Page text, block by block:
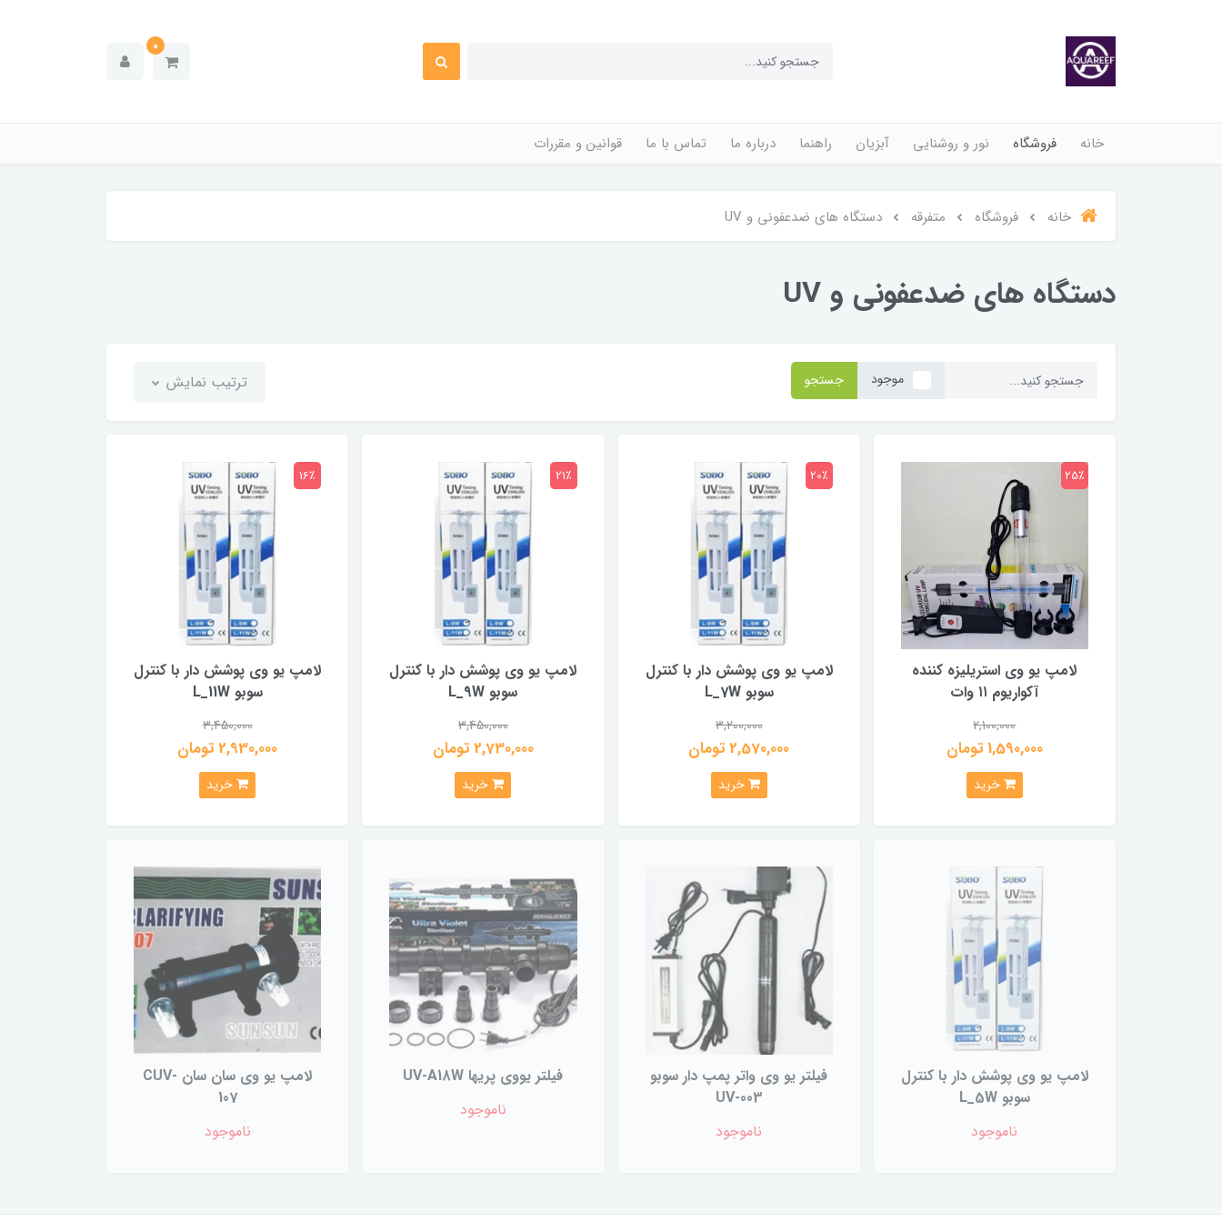
0
خانه فروشگاه نور و روشنایی آبزیان راهنما درباره ما تماس با ما قوانین و مقررات
خانه فروشگاه متفرقه دستگاه های ضدعفونی و UV
دستگاه های ضدعفونی و UV
موجود جستجو ترتیب نمایش
لامپ یو وی استریلیزه کننده
آکواریوم ۱۱ وات
2,100,000
1,590,000 تومان
25٪
خرید
لامپ یو وی پوشش دار با کنترل
سوبو L_7W
3,200,000
2,570,000 تومان
20٪
خرید
لامپ یو وی پوشش دار با کنترل
سوبو L_9W
3,450,000
2,730,000 تومان
21٪
خرید
لامپ یو وی پوشش دار با کنترل
سوبو L_11W
3,450,000
2,930,000 تومان
16٪
خرید
لامپ یو وی پوشش دار با کنترل
سوبو L_5W
ناموجود
فیلتر یو وی واتر پمپ دار سوبو
UV-003
ناموجود
فیلتر یووی پریها UV-A18W
ناموجود
لامپ یو وی سان سان CUV-
107
ناموجود